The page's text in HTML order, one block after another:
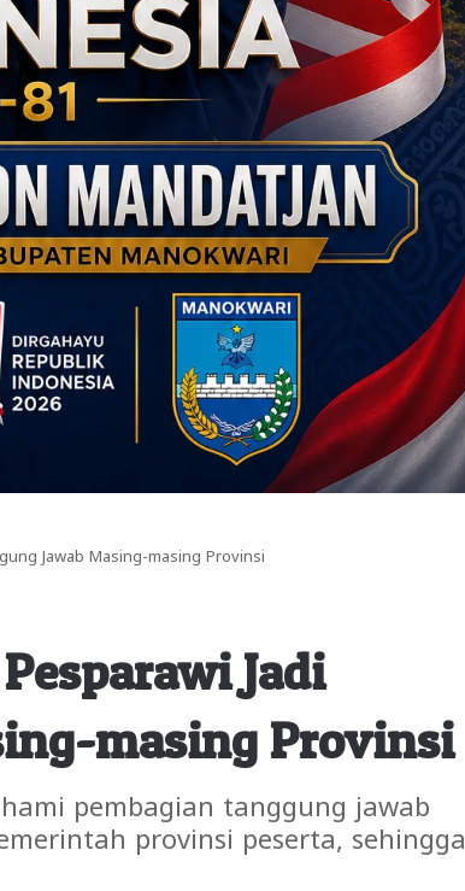
Jawab Masing-masing Provinsi
Jadi
masing Provinsi
pembagian tanggung jawab
provinsi peserta, sehingga